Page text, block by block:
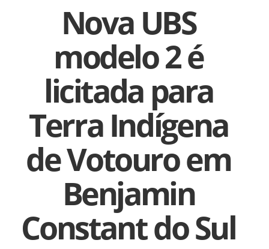
Nova UBS
modelo 2 é
licitada para
Terra Indígena
de Votouro em
Benjamin
Constant do Sul